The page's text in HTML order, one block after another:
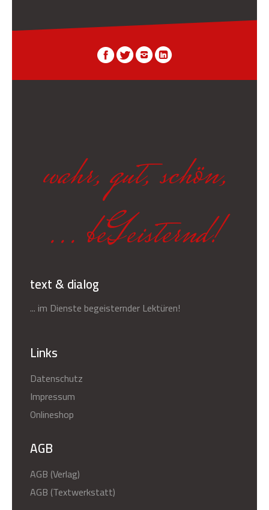
wahr, gut, schön,
... beGeisternd!
text & dialog
... im Dienste begeisternder Lektüren!
Links
Datenschutz
Impressum
Onlineshop
AGB
AGB (Verlag)
AGB (Textwerkstatt)